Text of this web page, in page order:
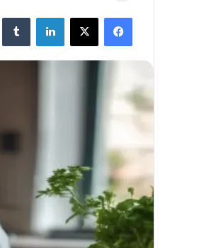
ع
ع
س
ل
ب
ك
ت
و
فيسبوك لينكدإن